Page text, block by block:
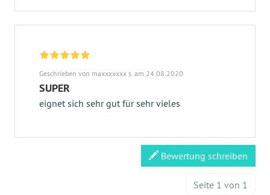
Geschrieben von maxxxxxxx s. am 24.08.2020
SUPER
eignet sich sehr gut für sehr vieles
Bewertung schreiben
Seite 1 von 1